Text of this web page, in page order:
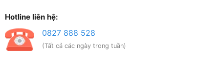
Hotline liên hệ:
0827 888 528
(Tất cả các ngày trong tuần)